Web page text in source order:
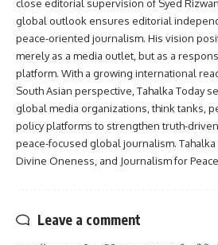
close editorial supervision of Syed
global outlook ensures editorial
peace-oriented journalism. His vision
merely as a media outlet, but as a
platform. With a growing international
South Asian perspective, Tahalka Today
global media organizations, think tanks,
policy platforms to strengthen truth-
peace-focused global journalism. Tahalka
Divine Oneness, and Journalism for
Leave a comment